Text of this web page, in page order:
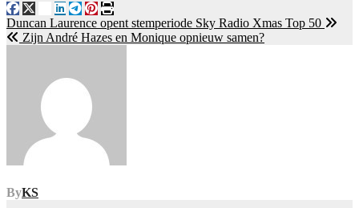
Bericht
navigatie
Duncan Laurence opent stemperiode Sky Radio Xmas Top 50
Zijn André Hazes en Monique opnieuw samen?
ByKS